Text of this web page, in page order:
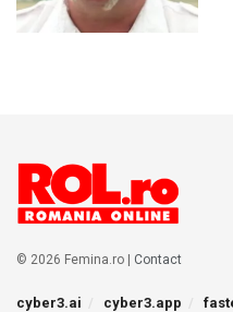
© 2026 Femina.ro | Contact
cyber3.ai cyber3.app